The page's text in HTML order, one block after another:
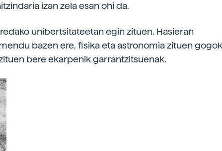
izan zela esan ohi da.
unibertsitateetan egin zituen. Hasieran
bazen ere, fisika eta astronomia zituen
bere ekarpenik garrantzitsuenak.